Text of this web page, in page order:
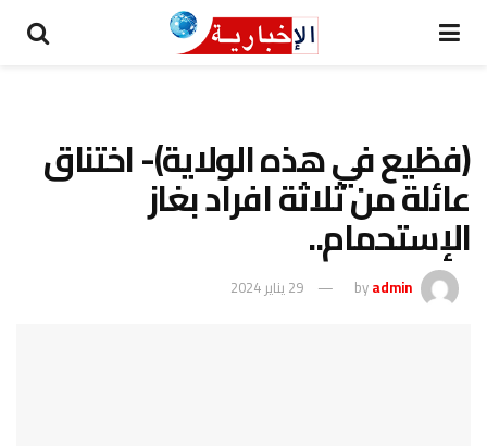
(فظيع في هذه الولاية)- اختناق
عائلة من ثلاثة افراد بغاز
الإستحمام..
byadmin 29 يناير 2024